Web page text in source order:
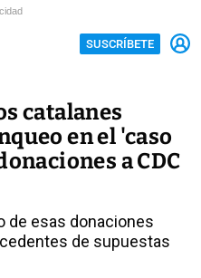
SUSCRÍBETE
catalanes
en el 'caso
a CDC
de esas donaciones
de supuestas